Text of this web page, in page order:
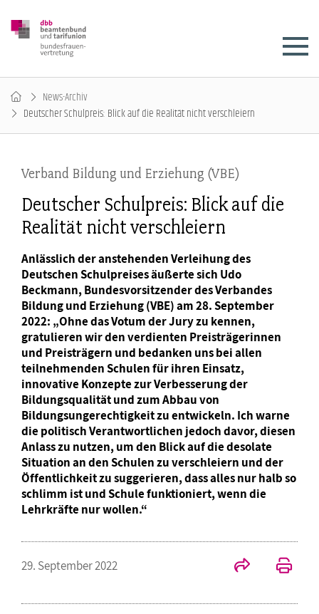
News-Archiv
Deutscher Schulpreis: Blick auf die Realität nicht verschleiern
Verband Bildung und Erziehung (VBE)
Deutscher Schulpreis: Blick auf die
Realität nicht verschleiern
Anlässlich der anstehenden Verleihung des
Deutschen Schulpreises äußerte sich Udo
Beckmann, Bundesvorsitzender des Verbandes
Bildung und Erziehung (VBE) am 28. September
2022: „Ohne das Votum der Jury zu kennen,
gratulieren wir den verdienten Preisträgerinnen
und Preisträgern und bedanken uns bei allen
teilnehmenden Schulen für ihren Einsatz,
innovative Konzepte zur Verbesserung der
Bildungsqualität und zum Abbau von
Bildungsungerechtigkeit zu entwickeln. Ich warne
die politisch Verantwortlichen jedoch davor, diesen
Anlass zu nutzen, um den Blick auf die desolate
Situation an den Schulen zu verschleiern und der
Öffentlichkeit zu suggerieren, dass alles nur halb so
schlimm ist und Schule funktioniert, wenn die
Lehrkräfte nur wollen.“
29. September 2022